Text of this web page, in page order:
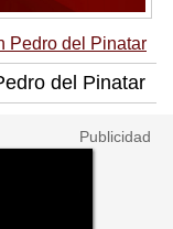
Pedro del Pinatar
del Pinatar